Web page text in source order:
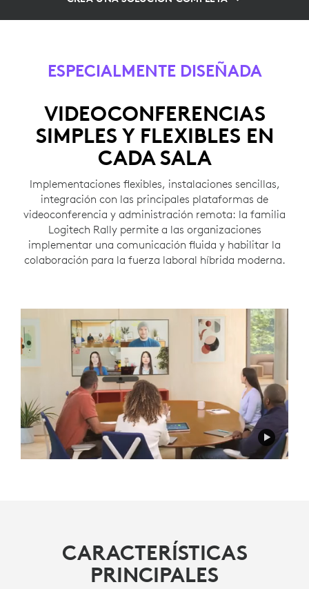
ESPECIALMENTE DISEÑADA
VIDEOCONFERENCIAS
SIMPLES Y FLEXIBLES EN
CADA SALA
Implementaciones flexibles, instalaciones sencillas,
integración con las principales plataformas de
videoconferencia y administración remota: la familia
Logitech Rally permite a las organizaciones
implementar una comunicación fluida y habilitar la
colaboración para la fuerza laboral híbrida moderna.
CARACTERÍSTICAS
PRINCIPALES